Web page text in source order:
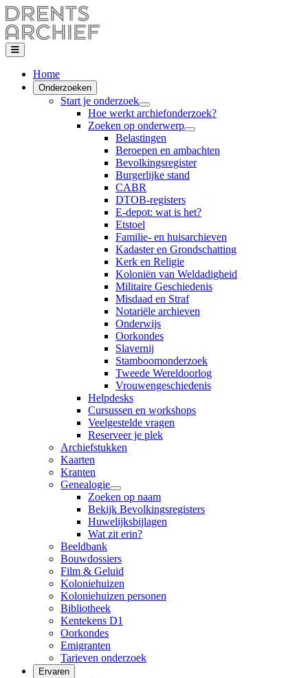
Home
Onderzoeken
Start je onderzoek
Hoe werkt archiefonderzoek?
Zoeken op onderwerp
Belastingen
Beroepen en ambachten
Bevolkingsregister
Burgerlijke stand
CABR
DTOB-registers
E-depot: wat is het?
Etstoel
Familie- en huisarchieven
Kadaster en Grondschatting
Kerk en Religie
Koloniën van Weldadigheid
Militaire Geschiedenis
Misdaad en Straf
Notariële archieven
Onderwijs
Oorkondes
Slavernij
Stamboomonderzoek
Tweede Wereldoorlog
Vrouwengeschiedenis
Helpdesks
Cursussen en workshops
Veelgestelde vragen
Reserveer je plek
Archiefstukken
Kaarten
Kranten
Genealogie
Zoeken op naam
Bekijk Bevolkingsregisters
Huwelijksbijlagen
Wat zit erin?
Beeldbank
Bouwdossiers
Film & Geluid
Koloniehuizen
Koloniehuizen personen
Bibliotheek
Kentekens D1
Oorkondes
Emigranten
Tarieven onderzoek
Ervaren